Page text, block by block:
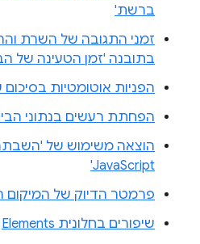
ברשת'
זמני התגובה של השרת
בתובנה 'זמן הטעינה של
הפניות אוטומטיות
הפחתת רעשים בנתוני
הוצאה משימוש של
JavaScript'
פרמטר הדיוק של המיקום
שיפורים בחלונית Elements